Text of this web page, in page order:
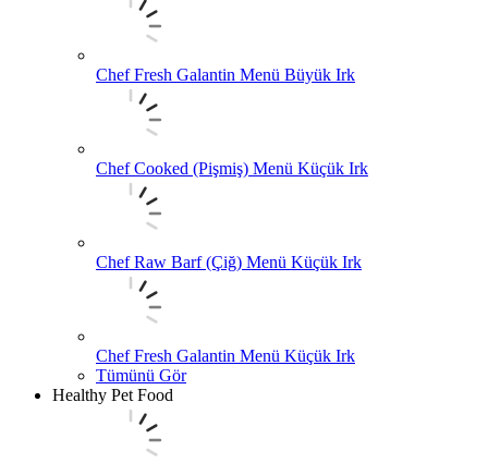
Chef Fresh Galantin Menü Büyük Irk
Chef Cooked (Pişmiş) Menü Küçük Irk
Chef Raw Barf (Çiğ) Menü Küçük Irk
Chef Fresh Galantin Menü Küçük Irk
Tümünü Gör
Healthy Pet Food